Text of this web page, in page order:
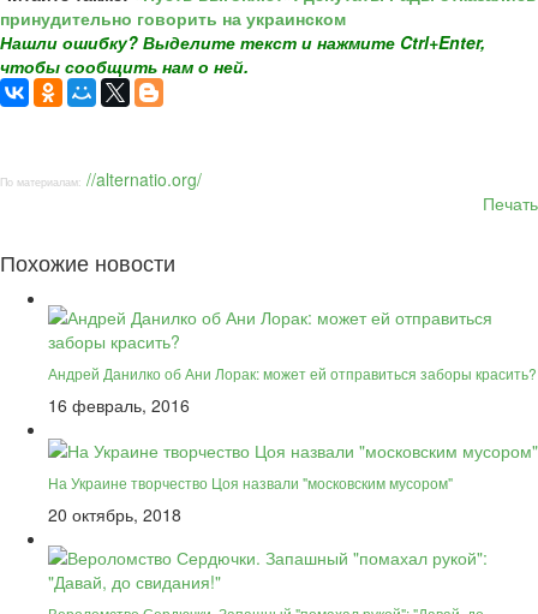
принудительно говорить на украинском
Нашли ошибку? Выделите текст и нажмите Ctrl+Enter,
чтобы сообщить нам о ней.
По материалам: //alternatio.org/
Печать
Похожие новости
Андрей Данилко об Ани Лорак: может ей отправиться заборы красить?
16 февраль, 2016
На Украине творчество Цоя назвали "московским мусором"
20 октябрь, 2018